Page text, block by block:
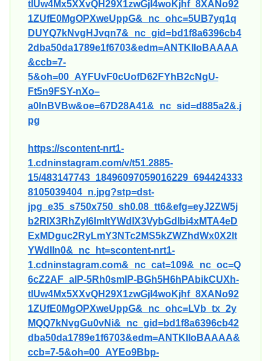
tlUw4Mx5XXvQH29X1zwGjI4woKjhf_8XANo92
1ZUfE0MgOPXweUppG&_nc_ohc=5UB7yq1q
DUYQ7kNvgHJvqn7&_nc_gid=bd1f8a6396cb4
2dba50da1789e1f6703&edm=ANTKIIoBAAAA
&ccb=7-
5&oh=00_AYFUvF0cUofD62FYhB2cNgU-
Ft5n9FSY-nXo–
a0lnBVBw&oe=67D28A41&_nc_sid=d885a2&.j
pg
https://scontent-nrt1-
1.cdninstagram.com/v/t51.2885-
15/483147743_18496097059016229_694424333
8105039404_n.jpg?stp=dst-
jpg_e35_s750x750_sh0.08_tt6&efg=eyJ2ZW5j
b2RlX3RhZyI6ImltYWdlX3VybGdlbi4xMTA4eD
ExMDguc2RyLmY3NTc2MS5kZWZhdWx0X2lt
YWdlIn0&_nc_ht=scontent-nrt1-
1.cdninstagram.com&_nc_cat=109&_nc_oc=Q
6cZ2AF_alP-5Rh0smlP-BGh5H6hPAbikCUXh-
tlUw4Mx5XXvQH29X1zwGjI4woKjhf_8XANo92
1ZUfE0MgOPXweUppG&_nc_ohc=LVb_tx_2y
MQQ7kNvgGu0vNi&_nc_gid=bd1f8a6396cb42
dba50da1789e1f6703&edm=ANTKIIoBAAAA&
ccb=7-5&oh=00_AYEo9Bbp-